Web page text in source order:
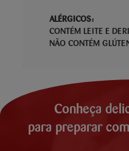
ALÉRGICOS:
CONTÉM LEITE E
NÃO CONTÉM
Conheça
para preparar